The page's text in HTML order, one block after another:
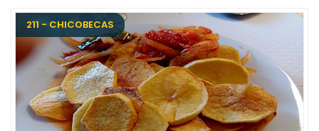
211 - CHICOBECAS